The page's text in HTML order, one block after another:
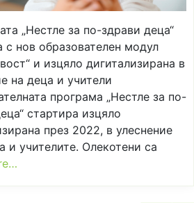
„Нестле за по-здрави деца“
с нов образователен модул
и изцяло дигитализирана в
на деца и учители
програма „Нестле за по-
стартира изцяло
през 2022, в улеснение
и учителите. Олекотени са